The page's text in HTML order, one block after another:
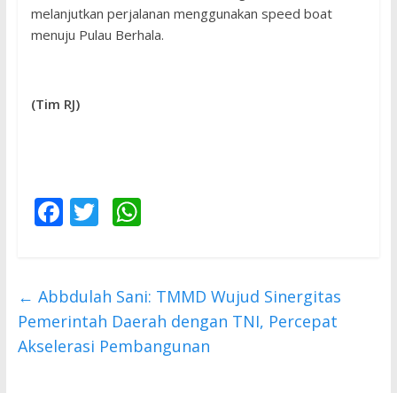
melanjutkan perjalanan menggunakan speed boat
menuju Pulau Berhala.
(Tim RJ)
F
b
o
o
T
er
W
s
A
p
← Abbdulah Sani: TMMD Wujud Sinergitas
Pemerintah Daerah dengan TNI, Percepat
Akselerasi Pembangunan